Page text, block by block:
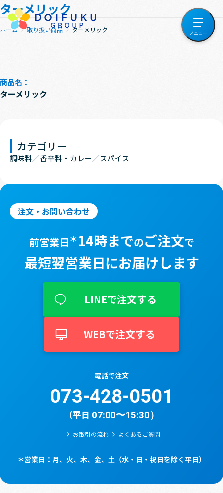
ターメリック
ホーム 取り扱い商品 ターメリック
商品名：
ターメリック
カテゴリー
調味料 香辛料・カレー スパイス
注文・お問い合わせ
前営業日＊ 14時までのご注文で
最短翌営業⽇にお届けします
LINEで注文する
WEBで注文する
電話で注文
073-428-0501​
（平日 07:00〜15:30）
お取引の流れ よくあるご質問
＊営業⽇：⽉、⽕、⽊、⾦、⼟（⽔・⽇・祝⽇を除く平⽇）